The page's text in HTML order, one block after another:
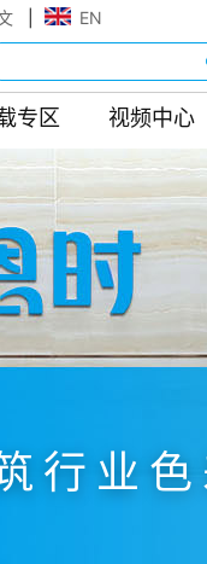
EN
专区 视频中心
行业